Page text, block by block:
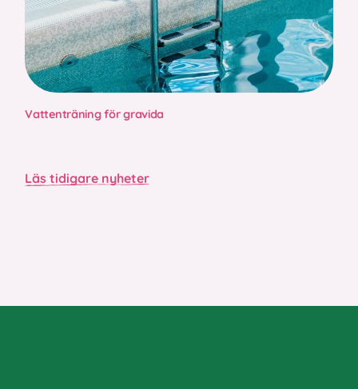
Vattenträning för gravida
Läs tidigare nyheter